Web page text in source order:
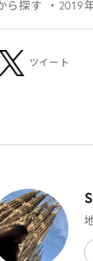
ら探す ・2019
ツイート